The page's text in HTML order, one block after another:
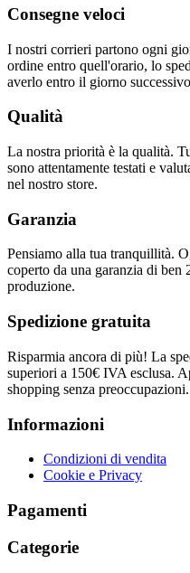
Consegne veloci
I nostri corrieri partono ogni
ordine entro quell'orario, lo
averlo entro il giorno
Qualità
La nostra priorità è la qualità.
sono attentamente testati e
nel nostro store.
Garanzia
Pensiamo alla tua tranquillità.
coperto da una garanzia di
produzione.
Spedizione gratuita
Risparmia ancora di più! La
superiori a 150€ IVA esclusa.
shopping senza preoccupazioni.
Informazioni
Condizioni di vendita
Cookie e Privacy
Pagamenti
Categorie